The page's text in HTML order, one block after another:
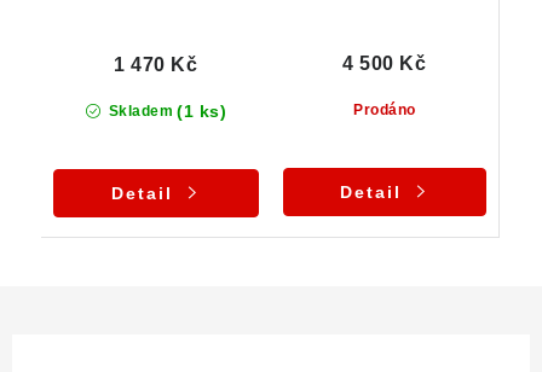
Skladem (1 ks)
1 470 Kč
Detail
Prodáno
4 500 Kč
Detail